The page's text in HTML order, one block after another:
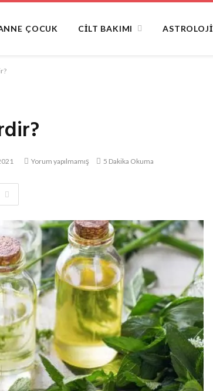
ÇOCUK CILT BAKIMI ASTROLOJI
Yorum yapılmamış 5 Dakika Okuma